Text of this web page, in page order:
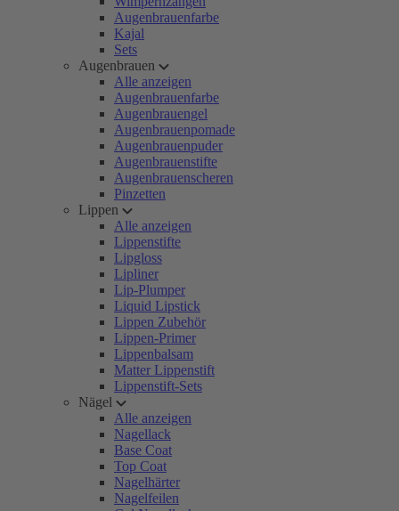
Augenbrauenfarbe
Kajal
Sets
Augenbrauen
Alle anzeigen
Augenbrauenfarbe
Augenbrauengel
Augenbrauenpomade
Augenbrauenpuder
Augenbrauenstifte
Augenbrauenscheren
Pinzetten
Lippen
Alle anzeigen
Lippenstifte
Lipgloss
Lipliner
Lip-Plumper
Liquid Lipstick
Lippen Zubehör
Lippen-Primer
Lippenbalsam
Matter Lippenstift
Lippenstift-Sets
Nägel
Alle anzeigen
Nagellack
Base Coat
Top Coat
Nagelhärter
Nagelfeilen